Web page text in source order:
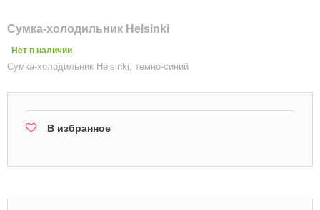
Сумка-холодильник Helsinki
Нет в наличии
Сумка-холодильник Helsinki, темно-синий
В избранное